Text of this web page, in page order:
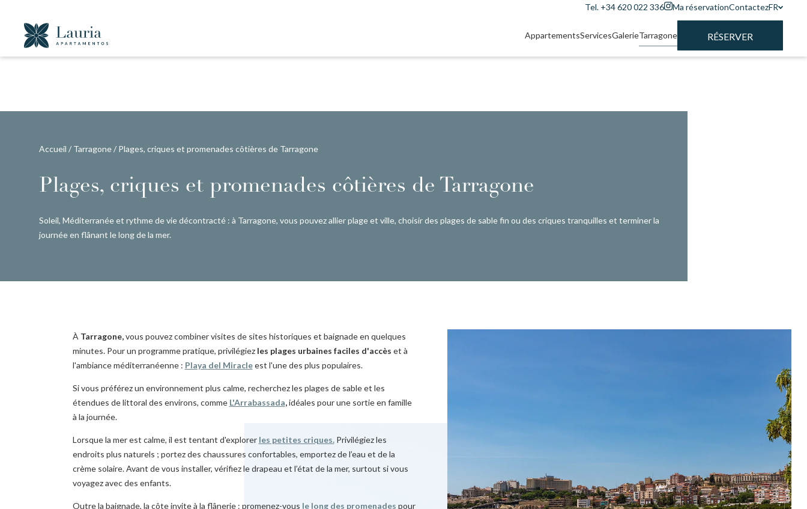
Tel. +34 620 022 336 Ma réservationContactezFR
AppartementsServicesGalerieTarragone RÉSERVER
Accueil / Tarragone / Plages, criques et promenades côtières de Tarragone
Plages, criques et promenades côtières de Tarragone
Soleil, Méditerranée et rythme de vie décontracté : à Tarragone, vous pouvez allier plage et ville, choisir des plages de sable fin ou des criques tranquilles et terminer la
journée en flânant le long de la mer.
À Tarragone,vous pouvez combiner visites de sites historiques et baignade en quelques
minutes. Pour un programme pratique, privilégiez les plages urbaines faciles d'accès et à
l'ambiance méditerranéenne : Playa del Miracleest l'une des plus populaires.
Si vous préférez un environnement plus calme, recherchez les plages de sable et les
étendues de littoral des environs, comme L'Arrabassada,idéales pour une sortie en famille
à la journée.
Lorsque la mer est calme, il est tentant d'explorer les petites criques. Privilégiez les
endroits plus naturels ; portez des chaussures confortables, emportez de l’eau et de la
crème solaire. Avant de vous installer, vérifiez le drapeau et l’état de la mer, surtout si vous
voyagez avec des enfants.
Outre la baignade, la côte invite à la flânerie : promenez-vous le long des promenades pour